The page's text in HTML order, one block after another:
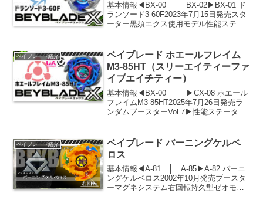
基本情報◀BX-00 │ BX-02▶BX-01 ド
ランソード3-60F2023年7月15日発売スタ
ーター黒須エクス使用モデル性能ステー
54秒31パー...
ベイブレード紹介
ベイブレード ホエールフレイム
M3-85HT（スリーエイティーファ
イブエイチティー）
基本情報◀BX-00 │ ▶CX-08 ホエール
フレイムM3-85HT2025年7月26日発売ラ
ンダムブースターVol.7▶性能ステータス
ーツ紹介ホエ...
ベイブレード紹介
ベイブレード バーニングケルベ
ロス
基本情報◀A-81 │ A-85▶A-82 バーニ
ングケルベロス2002年10月発売ブースタ
ーマグネシステム右回転持久型ゼオモデ